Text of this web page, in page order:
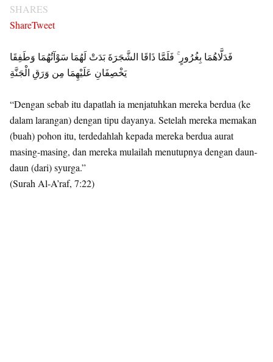
SHARES
ShareTweet
فَدَلَّاهُمَا بِغُرُورٍ ۚ فَلَمَّا ذَاقَا الشَّجَرَةَ بَدَتْ لَهُمَا سَوْآتُهُمَا وَطَفِقَا
يَخْصِفَانِ عَلَيْهِمَا مِن وَرَقِ الْجَنَّةِ
“Dengan sebab itu dapatlah ia menjatuhkan mereka berdua (ke
dalam larangan) dengan tipu dayanya. Setelah mereka memakan
(buah) pohon itu, terdedahlah kepada mereka berdua aurat
masing-masing, dan mereka mulailah menutupnya dengan daun-
daun (dari) syurga.”
(Surah Al-A’raf, 7:22)